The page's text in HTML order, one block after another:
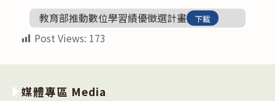
教育部推動數位學習績優徵選計畫
下載
Post Views: 173
媒體專區 Media